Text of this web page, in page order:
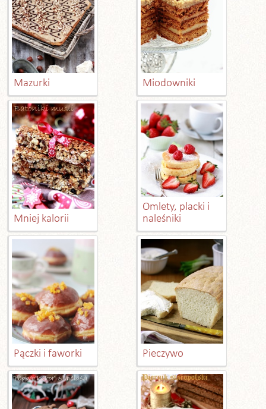
Mazurki Miodowniki
Mniej kalorii
Omlety, placki i
naleśniki
Pączki i faworki Pieczywo